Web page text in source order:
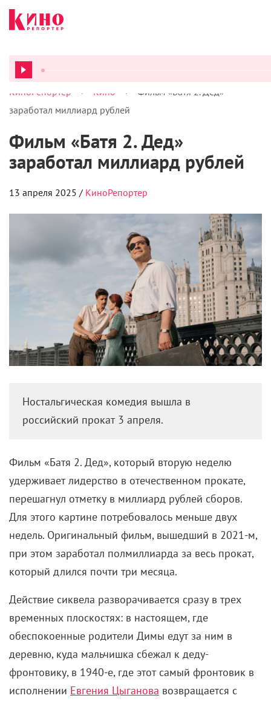
КиноРепортер > Кино >
Фильм «Батя 2. Дед»
заработал миллиард рублей
Фильм «Батя 2. Дед»
заработал миллиард рублей
13 апреля 2025 / КиноРепортер
Ностальгическая комедия вышла в
российский прокат 3 апреля.
Фильм «Батя 2. Дед», который вторую неделю
удерживает лидерство в отечественном прокате,
перешагнул отметку в миллиард рублей сборов.
Для этого картине потребовалось меньше двух
недель. Оригинальный фильм, вышедший в 2021-м,
при этом заработал полмиллиарда за весь прокат,
который длился почти три месяца.
Действие сиквела разворачивается сразу в трех
временных плоскостях: в настоящем, где
обеспокоенные родители Димы едут за ним в
деревню, куда мальчишка сбежал к деду-
фронтовику, в 1940-е, где этот самый фронтовик в
исполнении Евгения Цыганова возвращается с